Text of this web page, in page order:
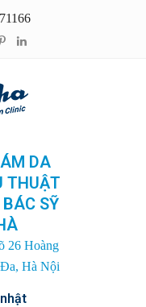
DA
THUẬT
SỸ
26 Hoàng
Hà Nội